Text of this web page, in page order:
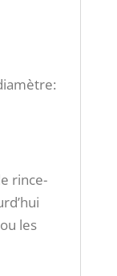
rince-
les